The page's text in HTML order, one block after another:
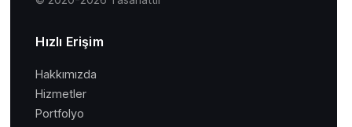
Hızlı Erişim
Hakkımızda
Hizmetler
Portfolyo